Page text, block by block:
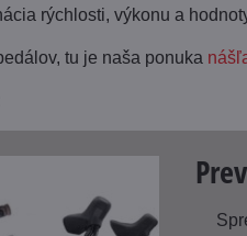
rýchlosti, výkonu a
tu je naša ponuka